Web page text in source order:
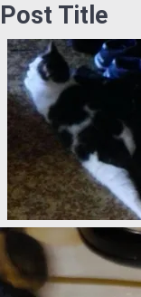
Post Title